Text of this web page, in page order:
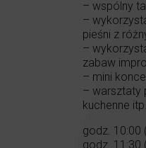
– wspólny
–
pieśni z
–
zabaw
– mini
– warsztaty
kuchenne itp.
godz. 10:00
godz. 11:30